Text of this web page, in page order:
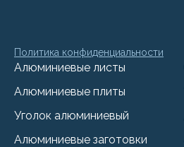
Политика конфиденциальности
Алюминиевые листы
Алюминиевые плиты
Уголок алюминиевый
Алюминиевые заготовки